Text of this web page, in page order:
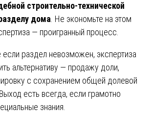
строительно-технической
дома. Не экономьте на этом
— проигранный процесс.
раздел невозможен, экспертиза
альтернативу — продажу доли,
с сохранением общей долевой
есть всегда, если грамотно
знания.